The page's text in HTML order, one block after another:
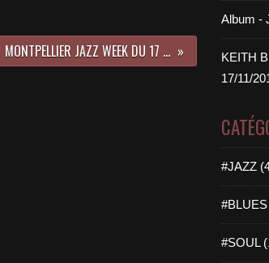
MONTPELLIER JAZZ WEEK DU 17 AU 24/05/2026
Album -
KEITH
17/11/
#JAZZ
#SOUL